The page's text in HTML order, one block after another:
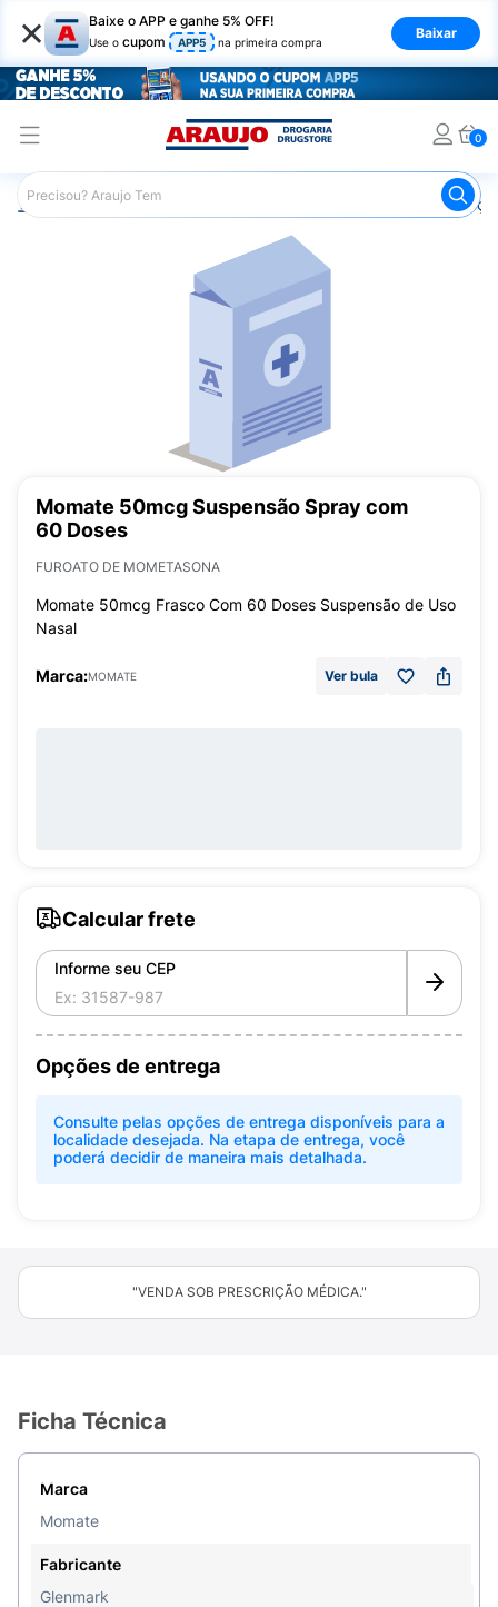
× Baixe o APP e ganhe 5% OFF!
Use o cupom APP5 na primeira compra
Baixar
0
Araujo Medicamentos Remédios para Alergias e
Momate 50mcg Suspensão Spray com
60 Doses
FUROATO DE MOMETASONA
Momate 50mcg Frasco Com 60 Doses Suspensão de Uso
Nasal
Marca:MOMATE Ver bula
Calcular frete
Informe seu CEP
Opções de entrega
Consulte pelas opções de entrega disponíveis para a
localidade desejada. Na etapa de entrega, você
poderá decidir de maneira mais detalhada.
"VENDA SOB PRESCRIÇÃO MÉDICA."
Ficha Técnica
Marca
Momate
Fabricante
Glenmark